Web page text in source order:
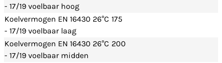
- 17/19 voelbaar hoog
Koelvermogen EN 16430 26°C
- 17/19 voelbaar laag
175
Koelvermogen EN 16430 26°C
- 17/19 voelbaar midden
200